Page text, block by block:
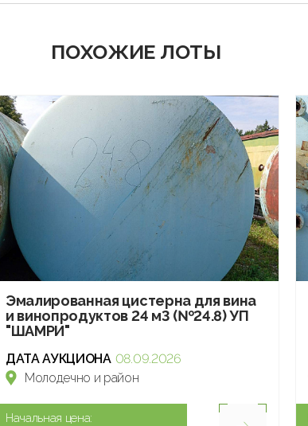
ПОХОЖИЕ ЛОТЫ
Эмалированная цистерна для вина
и винопродуктов 24 м3 (№24.8) УП
"ШАМРИ"
ДАТА АУКЦИОНА 08.09.2026
Молодечно и район
Начальная цена: